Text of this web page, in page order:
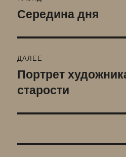
по
Предыдущая
Середина дня
ДАЛЕЕ
Следующая
запись:
Портрет
старости